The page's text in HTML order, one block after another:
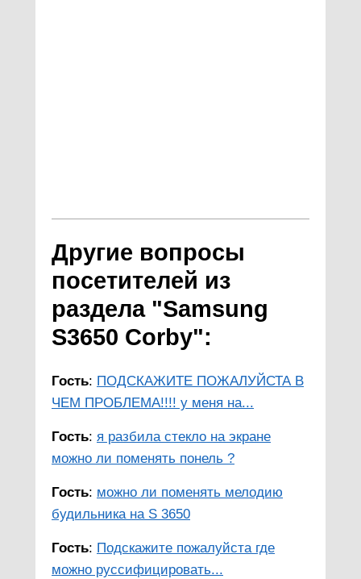
Другие вопросы
посетителей из
раздела "Samsung
S3650 Corby":
Гость: ПОДСКАЖИТЕ ПОЖАЛУЙСТА В
ЧЕМ ПРОБЛЕМА!!!! у меня на...
Гость: я разбила стекло на экране
можно ли поменять понель ?
Гость: можно ли поменять мелодию
будильника на S 3650
Гость: Подскажите пожалуйста где
можно руссифицировать...